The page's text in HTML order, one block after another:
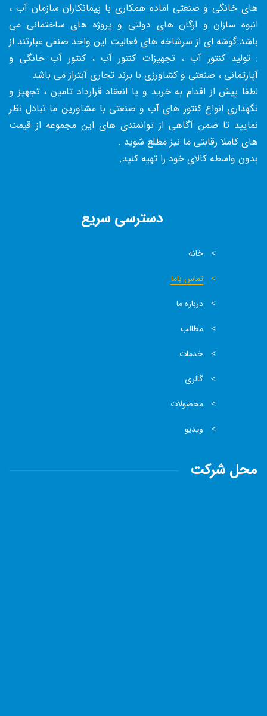
های خانگی و صنعتی اماده همکاری با پیمانکاران سازمان آب ،
انبوه سازان و ارگان های دولتی و پروژه های ساختمانی می
باشد.گوشه ای از سرشاخه های فعالیت این واحد صنفی عبارتند از
: تولید کنتور آب ، تجهیزات کنتور آب ، کنتور آب خانگی و
آپارتمانی ، صنعتی و کشاورزی با برند تجاری آبتراز می باشد
لطفا پیش از اقدام به خرید و یا انعقاد قرارداد تامین ، تجهیز و
نگهداری انواع کنتور های آب و صنعتی با مشاورین ما تبادل نظر
نمایید تا ضمن آگاهی از توانمندی های این مجموعه از قیمت
های کاملا رقابتی ما نیز مطلع شوید .
بدون واسطه کالای خود را تهیه کنید.
دسترسی سریع
خانه
تماس باما
درباره ما
مطالب
خدمات
گالری
محصولات
ویدیو
محل شرکت